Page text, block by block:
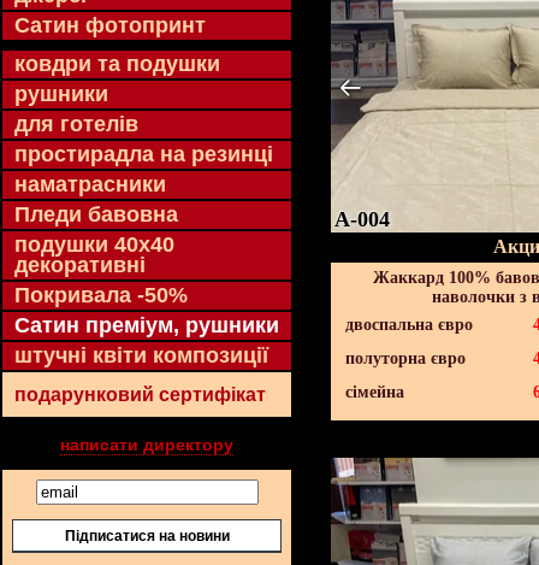
Сатин фотопринт
ковдри та подушки
рушники
для готелів
простирадла на резинці
наматрасники
Пледи бавовна
подушки 40х40
декоративні
Покривала -50%
Сатин преміум, рушники
штучні квіти композиції
подарунковий сертифікат
написати директору
Підписатися на новини
A-004
Жаккард 100%
наволочки з
двоспальна євро
полуторна євро
сімейна